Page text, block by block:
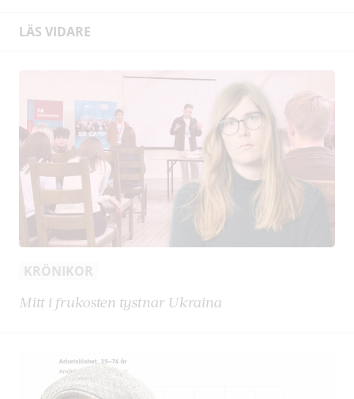
LÄS VIDARE
KRÖNIKOR
Mitt i frukosten tystnar Ukraina